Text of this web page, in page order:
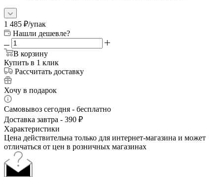
1 485 ₽/упак
Нашли дешевле?
В корзину
Купить в 1 клик
Рассчитать доставку
Хочу в подарок
Самовывоз сегодня - бесплатно
Доставка завтра - 390 ₽
Характеристики
Цена действительна только для интернет-магазина и может
отличаться от цен в розничных магазинах